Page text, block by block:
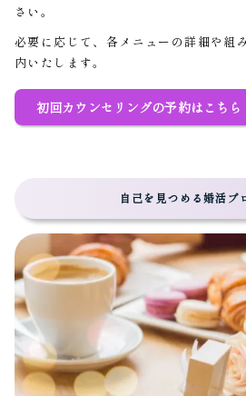
さい。
必要に応じて、各メニューの詳細や組
内いたします。
初回カウンセリングの予約はこちら
自己を見つめる婚活プ